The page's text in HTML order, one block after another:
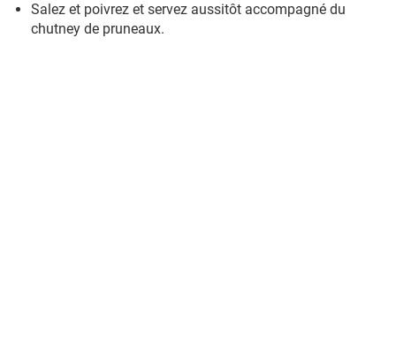
Salez et poivrez et servez aussitôt accompagné du
chutney de pruneaux.